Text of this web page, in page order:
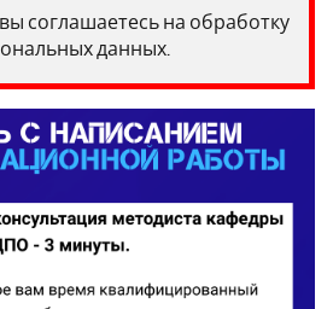
соглашаетесь на обработку
данных.